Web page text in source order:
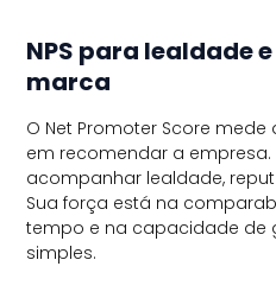
NPS para lealdade
marca
O Net Promoter Score
em recomendar a
acompanhar lealdade,
Sua força está na
tempo e na capacidade de
simples.